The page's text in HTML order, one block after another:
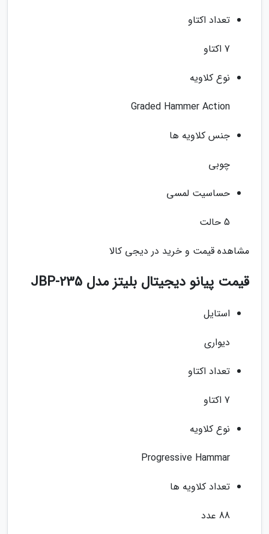
تعداد اکتاو
7 اکتاو
نوع کلاویه
Graded Hammer Action
جنس کلاویه ها
چوبی
حساسیت لمسی
5 حالت
مشاهده قیمت و خرید در دیجی کالا
قیمت پیانو دیجیتال بلیتز مدل JBP-235
استایل
دیواری
تعداد اکتاو
7 اکتاو
نوع کلاویه
Progressive Hammar
تعداد کلاویه ها
88 عدد